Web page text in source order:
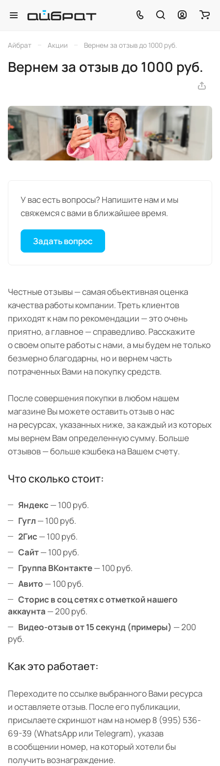
Айбрат – Акции – Вернем за отзыв до 1000 руб.
Вернем за отзыв до 1000 руб.
У вас есть вопросы? Напишите нам и мы
свяжемся с вами в ближайшее время.
Задать вопрос
Честные отзывы — самая объективная оценка
качества работы компании. Треть клиентов
приходят к нам по рекомендации — это очень
приятно, а главное — справедливо. Расскажите
о своем опыте работы с нами, а мы будем не только
безмерно благодарны, но и вернем часть
потраченных Вами на покупку средств.
После совершения покупки в любом нашем
магазине Вы можете оставить отзыв о нас
на ресурсах, указанных ниже, за каждый из которых
мы вернем Вам определенную сумму. Больше
отзывов — больше кэшбека на Вашем счету.
Что сколько стоит:
Яндекс — 100 руб.
Гугл — 100 руб.
2Гис — 100 руб.
Сайт— 100 руб.
Группа ВКонтакте— 100 руб.
Авито — 100 руб.
Сторис в соц сетях с отметкой нашего
аккаунта — 200 руб.
Видео-отзыв от 15 секунд (примеры) — 200
руб.
Как это работает:
Переходите по ссылке выбранного Вами ресурса
и оставляете отзыв. После его публикации,
присылаете скриншот нам на номер 8 (995) 536-
69-39 (WhatsApp или Telegram), указав
в сообщении номер, на который хотели бы
получить вознаграждение.